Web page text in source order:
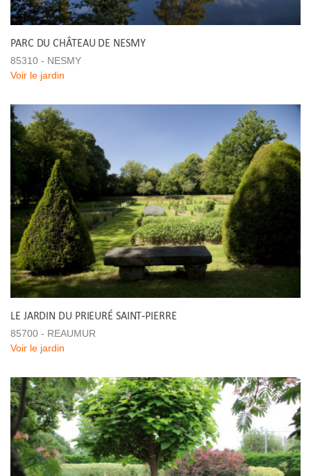
PARC DU CHÂTEAU DE NESMY
85310 - NESMY
Voir le jardin
LE JARDIN DU PRIEURÉ SAINT-PIERRE
85700 - REAUMUR
Voir le jardin